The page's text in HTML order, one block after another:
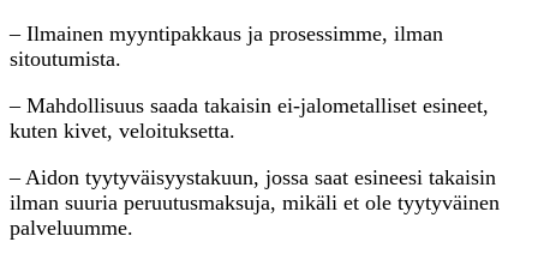
– Ilmainen myyntipakkaus ja prosessimme, ilman
sitoutumista.
– Mahdollisuus saada takaisin ei-jalometalliset esineet,
kuten kivet, veloituksetta.
– Aidon tyytyväisyystakuun, jossa saat esineesi takaisin
ilman suuria peruutusmaksuja, mikäli et ole tyytyväinen
palveluumme.